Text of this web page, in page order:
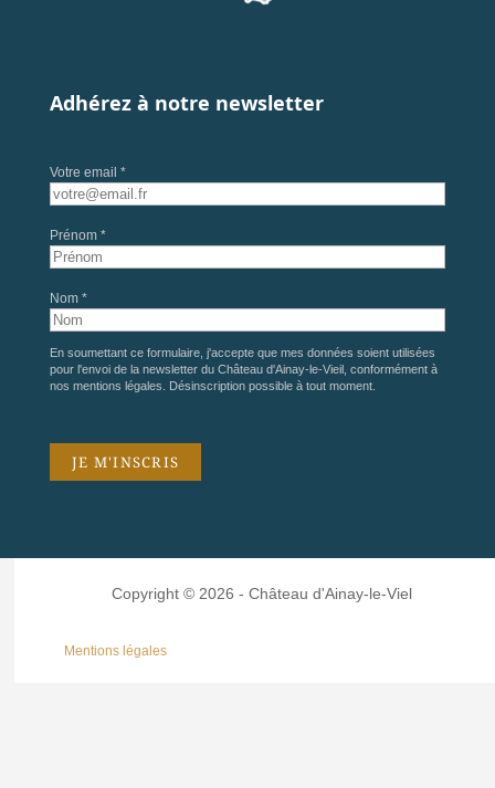
Adhérez à notre newsletter
Votre email *
Prénom *
Nom *
En soumettant ce formulaire, j'accepte que mes données soient utilisées
pour l'envoi de la newsletter du Château d'Ainay-le-Vieil, conformément à
nos mentions légales . Désinscription possible à tout moment.
Copyright © 2026 - Château d'Ainay-le-Viel
Mentions légales